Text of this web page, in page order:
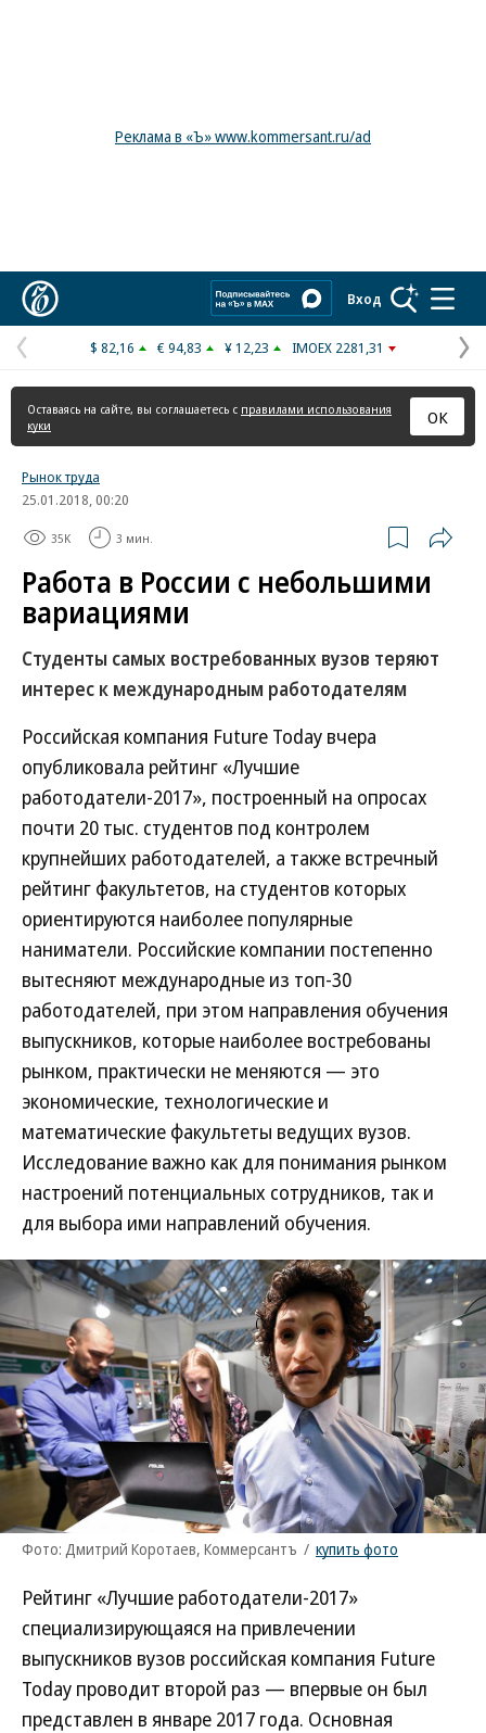
Реклама в «Ъ» www.kommersant.ru/ad
Вход
Предыдущая
страница
$ 82,16 € 94,83 ¥ 12,23 IMOEX 2281,31
Оставаясь на сайте, вы соглашаетесь с правилами использования
куки
ОК
Рынок труда
25.01.2018, 00:20
35K 3 мин.
Работа в России с небольшими
вариациями
Студенты самых востребованных вузов теряют
интерес к международным работодателям
Российская компания Future Today вчера
опубликовала рейтинг «Лучшие
работодатели-2017», построенный на опросах
почти 20 тыс. студентов под контролем
крупнейших работодателей, а также встречный
рейтинг факультетов, на студентов которых
ориентируются наиболее популярные
наниматели. Российские компании постепенно
вытесняют международные из топ-30
работодателей, при этом направления обучения
выпускников, которые наиболее востребованы
рынком, практически не меняются — это
экономические, технологические и
математические факультеты ведущих вузов.
Исследование важно как для понимания рынком
настроений потенциальных сотрудников, так и
для выбора ими направлений обучения.
Фото: Дмитрий Коротаев, Коммерсантъ / купить фото
Рейтинг «Лучшие работодатели-2017»
специализирующаяся на привлечении
выпускников вузов российская компания Future
Today проводит второй раз — впервые он был
представлен в январе 2017 года. Основная